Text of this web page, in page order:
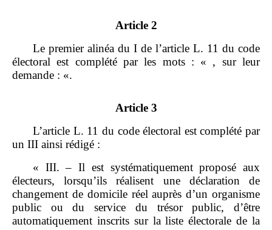
Article 2
Le premier alinéa du I de l’article L. 11 du code
électoral est complété par les mots : « , sur leur
demande : «.
Article 3
L’article L. 11 du code électoral est complété par
un III ainsi rédigé :
« III. – Il est systématiquement proposé aux
électeurs, lorsqu’ils réalisent une déclaration de
changement de domicile réel auprès d’un organisme
public ou du service du trésor public, d’être
automatiquement inscrits sur la liste électorale de la